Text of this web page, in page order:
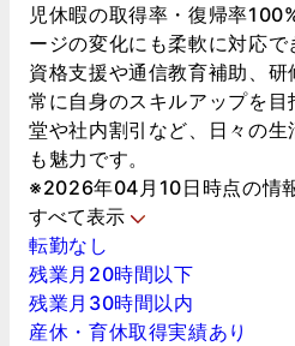
児休暇の取得率・復帰率
ージの変化にも柔軟に対応で
資格支援や通信教育補助、研
常に自身のスキルアップを
堂や社内割引など、日々の
も魅力です。
※2026年04月10日時点の情
すべて表示
転勤なし
残業月20時間以下
残業月30時間以内
産休・育休取得実績あり